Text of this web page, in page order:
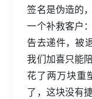
签名是伪造的
一个补救客户
告去递件，被
我们加喜只能
花了两万块重
了，这块没有